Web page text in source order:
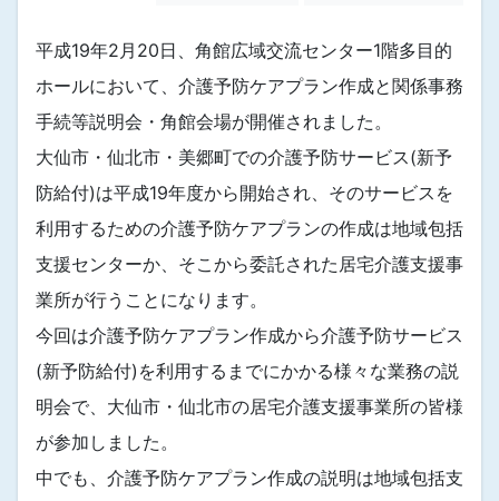
平成19年2月20日、角館広域交流センター1階多目的
ホールにおいて、介護予防ケアプラン作成と関係事務
手続等説明会・角館会場が開催されました。
大仙市・仙北市・美郷町での介護予防サービス(新予
防給付)は平成19年度から開始され、そのサービスを
利用するための介護予防ケアプランの作成は地域包括
支援センターか、そこから委託された居宅介護支援事
業所が行うことになります。
今回は介護予防ケアプラン作成から介護予防サービス
(新予防給付)を利用するまでにかかる様々な業務の説
明会で、大仙市・仙北市の居宅介護支援事業所の皆様
が参加しました。
中でも、介護予防ケアプラン作成の説明は地域包括支